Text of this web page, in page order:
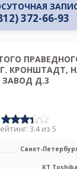
372-66-93
КРОНШТАДТ,
ЗАВОД Д.3
3.4 из 5
Санкт-
КТ